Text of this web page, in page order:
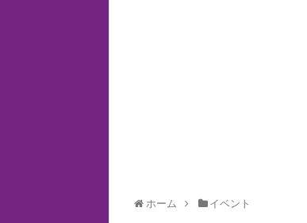
ホーム イベント